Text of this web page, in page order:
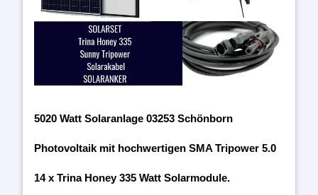
5020 Watt Solaranlage 03253 Schönborn
Photovoltaik mit hochwertigen SMA Tripower 5.0
14 x Trina Honey 335 Watt Solarmodule.